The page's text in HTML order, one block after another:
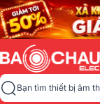
Bạn tìm thiết bị âm